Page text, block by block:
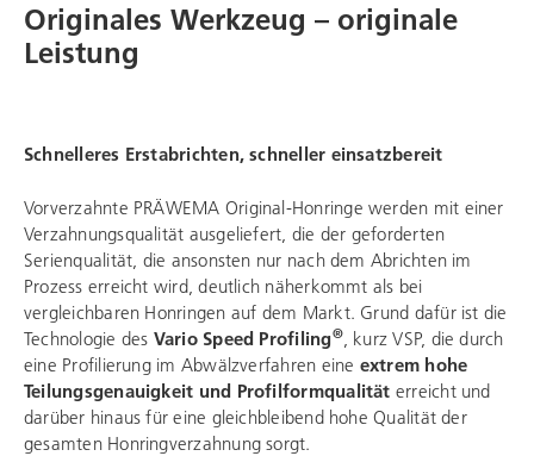
Originales Werkzeug – originale
Leistung
Schnelleres Erstabrichten, schneller einsatzbereit
Vorverzahnte PRÄWEMA Original-Honringe werden mit einer
Verzahnungsqualität ausgeliefert, die der geforderten
Serienqualität, die ansonsten nur nach dem Abrichten im
Prozess erreicht wird, deutlich näherkommt als bei
vergleichbaren Honringen auf dem Markt. Grund dafür ist die
Technologie des Vario Speed Profiling®, kurz VSP, die durch
eine Profilierung im Abwälzverfahren eine extrem hohe
Teilungsgenauigkeit und Profilformqualität erreicht und
darüber hinaus für eine gleichbleibend hohe Qualität der
gesamten Honringverzahnung sorgt.